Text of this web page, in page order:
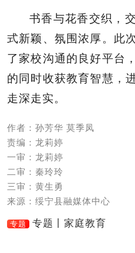
书香与花香交织，
式新颖、氛围浓厚。此
了家校沟通的良好平台
的同时收获教育智慧，
走深走实。
作者：孙芳华 莫季凤
责编：龙莉婷
一审：龙莉婷
二审：秦玲玲
三审：黄生勇
来源：绥宁县融媒体中心
专题 专题丨家庭教育